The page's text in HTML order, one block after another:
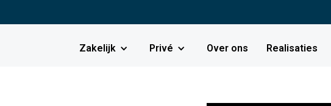
Zakelijk Privé Over ons Realisaties